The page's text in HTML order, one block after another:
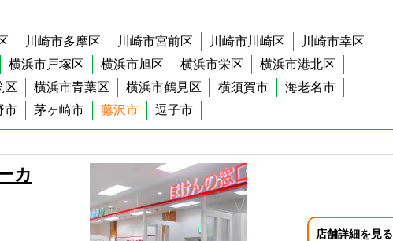
川崎市多摩区 川崎市宮前区 川崎市川崎区
川崎市幸区
横浜市戸塚区 横浜市旭区 横浜市栄区
横浜市港北区
区 横浜市青葉区 横浜市鶴見区 横須賀市
海老名市
市 茅ヶ崎市 藤沢市 逗子市
カ
店舗詳細を見る